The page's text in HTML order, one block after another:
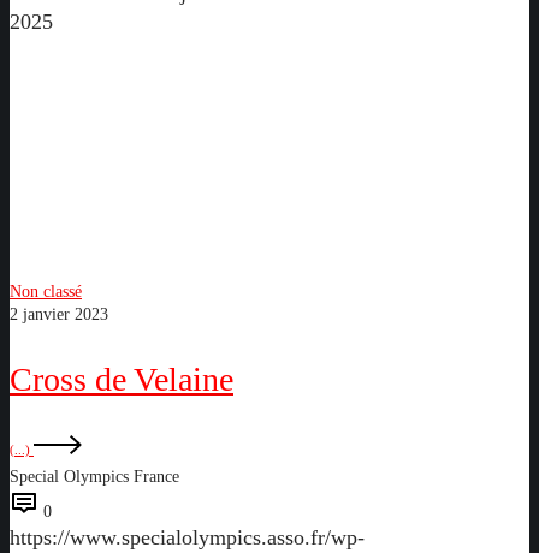
2025
Non classé
2 janvier 2023
Cross de Velaine
(...)
Special Olympics France
0
https://www.specialolympics.asso.fr/wp-